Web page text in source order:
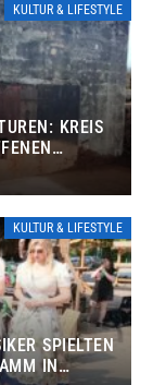
KULTUR & LIFESTYLE
KREIS
KULTUR & LIFESTYLE
SPIELTEN
IN